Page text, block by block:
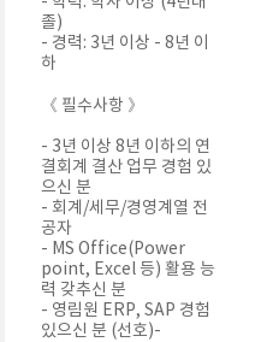
졸)
- 경력: 3년 이상 - 8년 이
하
《 필수사항 》
- 3년 이상 8년 이하의 연
결회계 결산 업무 경험 있
으신 분
- 회계/세무/경영계열 전
공자
- MS Office(Power
point, Excel 등) 활용 능
력 갖추신 분
- 영림원 ERP, SAP 경험
있으신 분 (선호)-